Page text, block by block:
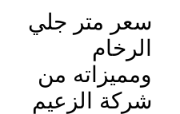
سعر متر جلي
الرخام
ومميزاته من
شركة الزعيم